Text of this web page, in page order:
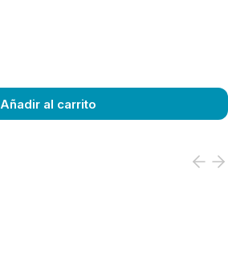
Añadir al carrito